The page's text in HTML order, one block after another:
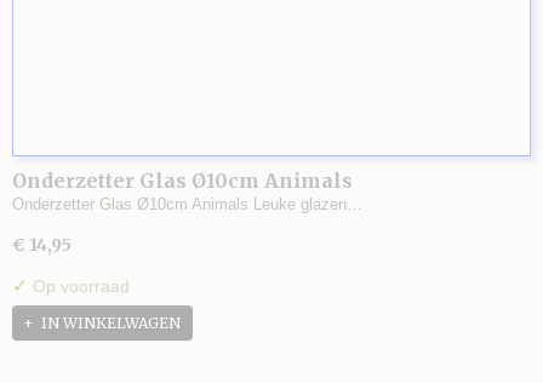
Onderzetter Glas Ø10cm Animals
Onderzetter Glas Ø10cm Animals Leuke glazen…
€ 14,95
✓ Op voorraad
IN WINKELWAGEN